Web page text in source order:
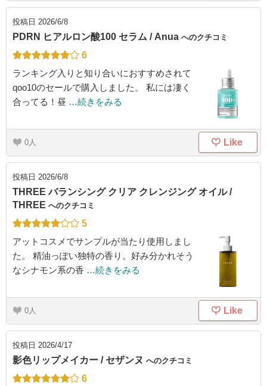
投稿日 2026/6/8
PDRN ヒアルロン酸100 セラム / Anua へのクチコミ
6
ランキング入りと知り合いにおすすめされて
qoo10のセールで購入しました。 私には凄く
合ってる！昼 …続きをみる
0 Like
投稿日 2026/6/8
THREE バランシング クリア クレンジング オイル /
THREE へのクチコミ
5
アットコスメでサンプルが当たり使用しまし
た。 精油っぽい独特の香り。好み分かれそう
なシナモン系の香 …続きをみる
0 Like
投稿日 2026/4/17
影色リップメイカー / セザンヌ へのクチコミ
6